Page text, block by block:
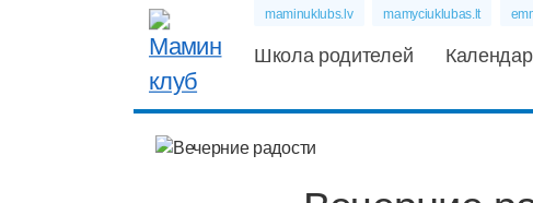
maminuklubs.lv mamyciuklubas.lt
Школа родителей